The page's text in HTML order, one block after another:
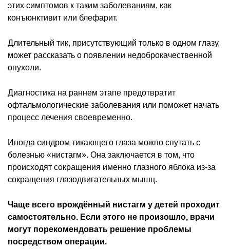
этих симптомов к таким заболеваниям, как
конъюнктивит или блефарит.
Длительный тик, присутствующий только в одном глазу,
может рассказать о появлении недоброкачественной
опухоли.
Диагностика на раннем этапе предотвратит
офтальмологические заболевания или поможет начать
процесс лечения своевременно.
Иногда синдром тикающего глаза можно спутать с
болезнью «нистагм». Она заключается в том, что
происходят сокращения именно глазного яблока из-за
сокращения глазодвигательных мышц.
Чаще всего врождённый нистагм у детей проходит
самостоятельно. Если этого не произошло, врачи
могут порекомендовать решение проблемы
посредством операции.